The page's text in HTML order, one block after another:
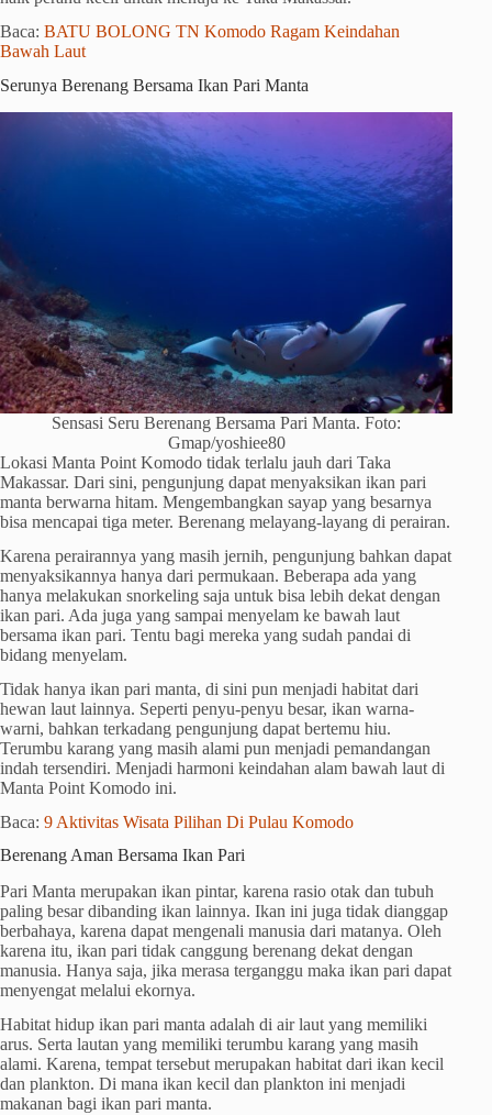
Baca: BATU BOLONG TN Komodo Ragam Keindahan
Bawah Laut
Serunya Berenang Bersama Ikan Pari Manta
Sensasi Seru Berenang Bersama Pari Manta. Foto:
Gmap/yoshiee80
Lokasi Manta Point Komodo tidak terlalu jauh dari Taka
Makassar. Dari sini, pengunjung dapat menyaksikan ikan pari
manta berwarna hitam. Mengembangkan sayap yang besarnya
bisa mencapai tiga meter. Berenang melayang-layang di perairan.
Karena perairannya yang masih jernih, pengunjung bahkan dapat
menyaksikannya hanya dari permukaan. Beberapa ada yang
hanya melakukan snorkeling saja untuk bisa lebih dekat dengan
ikan pari. Ada juga yang sampai menyelam ke bawah laut
bersama ikan pari. Tentu bagi mereka yang sudah pandai di
bidang menyelam.
Tidak hanya ikan pari manta, di sini pun menjadi habitat dari
hewan laut lainnya. Seperti penyu-penyu besar, ikan warna-
warni, bahkan terkadang pengunjung dapat bertemu hiu.
Terumbu karang yang masih alami pun menjadi pemandangan
indah tersendiri. Menjadi harmoni keindahan alam bawah laut di
Manta Point Komodo ini.
Baca: 9 Aktivitas Wisata Pilihan Di Pulau Komodo
Berenang Aman Bersama Ikan Pari
Pari Manta merupakan ikan pintar, karena rasio otak dan tubuh
paling besar dibanding ikan lainnya. Ikan ini juga tidak dianggap
berbahaya, karena dapat mengenali manusia dari matanya. Oleh
karena itu, ikan pari tidak canggung berenang dekat dengan
manusia. Hanya saja, jika merasa terganggu maka ikan pari dapat
menyengat melalui ekornya.
Habitat hidup ikan pari manta adalah di air laut yang memiliki
arus. Serta lautan yang memiliki terumbu karang yang masih
alami. Karena, tempat tersebut merupakan habitat dari ikan kecil
dan plankton. Di mana ikan kecil dan plankton ini menjadi
makanan bagi ikan pari manta.